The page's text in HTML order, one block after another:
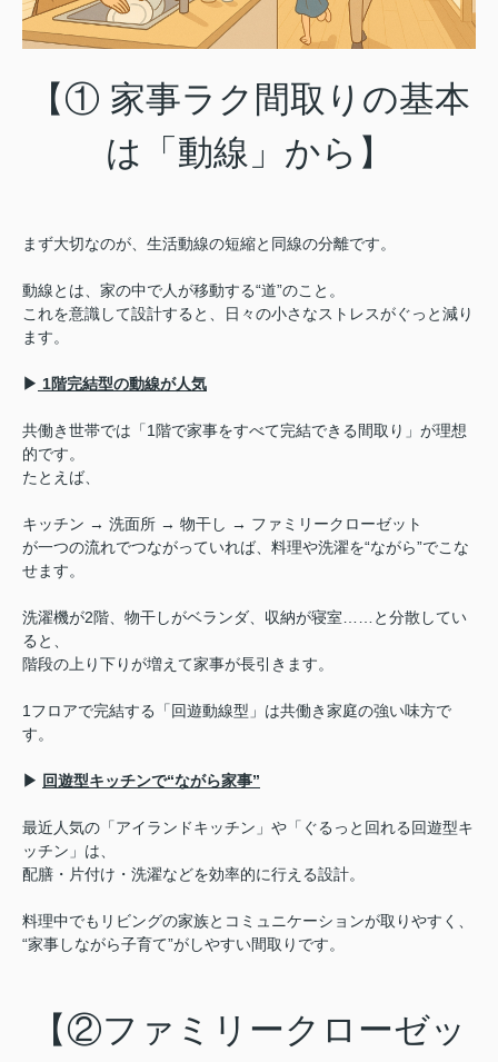
【① 家事ラク間取りの基本
は「動線」から】
まず大切なのが、生活動線の短縮と同線の分離です。
動線とは、家の中で人が移動する“道”のこと。
これを意識して設計すると、日々の小さなストレスがぐっと減り
ます。
▶ 1階完結型の動線が人気
共働き世帯では「1階で家事をすべて完結できる間取り」が理想
的です。
たとえば、
キッチン → 洗面所 → 物干し → ファミリークローゼット
が一つの流れでつながっていれば、料理や洗濯を“ながら”でこな
せます。
洗濯機が2階、物干しがベランダ、収納が寝室……と分散してい
ると、
階段の上り下りが増えて家事が長引きます。
1フロアで完結する「回遊動線型」は共働き家庭の強い味方で
す。
▶ 回遊型キッチンで“ながら家事”
最近人気の「アイランドキッチン」や「ぐるっと回れる回遊型キ
ッチン」は、
配膳・片付け・洗濯などを効率的に行える設計。
料理中でもリビングの家族とコミュニケーションが取りやすく、
“家事しながら子育て”がしやすい間取りです。
【②ファミリークローゼッ